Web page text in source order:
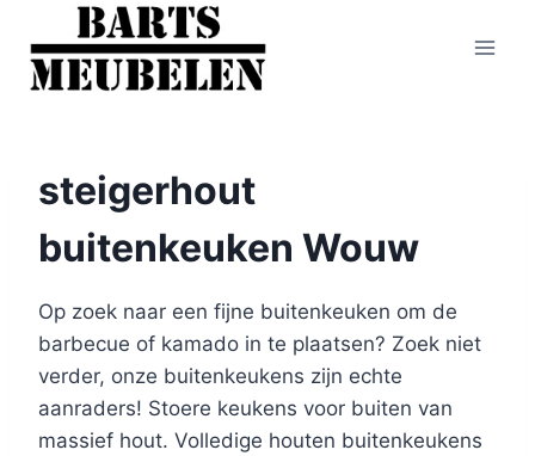
Doorgaan
naar
inhoud
steigerhout
buitenkeuken Wouw
Op zoek naar een fijne buitenkeuken om de
barbecue of kamado in te plaatsen? Zoek niet
verder, onze buitenkeukens zijn echte
aanraders! Stoere keukens voor buiten van
massief hout. Volledige houten buitenkeukens